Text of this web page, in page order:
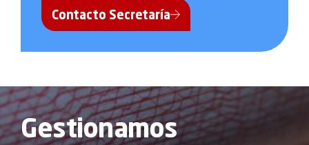
Contacto Secretaría
Gestionamos